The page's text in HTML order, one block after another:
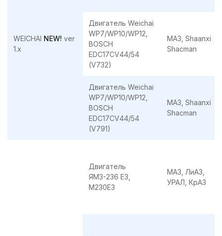
WEICHAI NEW! ver
1.x
Двигатель Weichai
WP7/WP10/WP12,
BOSCH
EDC17CV44/54
(V732)
МАЗ, Shaanxi
Shacman
Двигатель Weichai
WP7/WP10/WP12,
BOSCH
EDC17CV44/54
(V791)
МАЗ, Shaanxi
Shacman
Двигатель
ЯМЗ-236 E3,
М230Е3
МАЗ, ЛиАЗ,
УРАЛ, КрАЗ